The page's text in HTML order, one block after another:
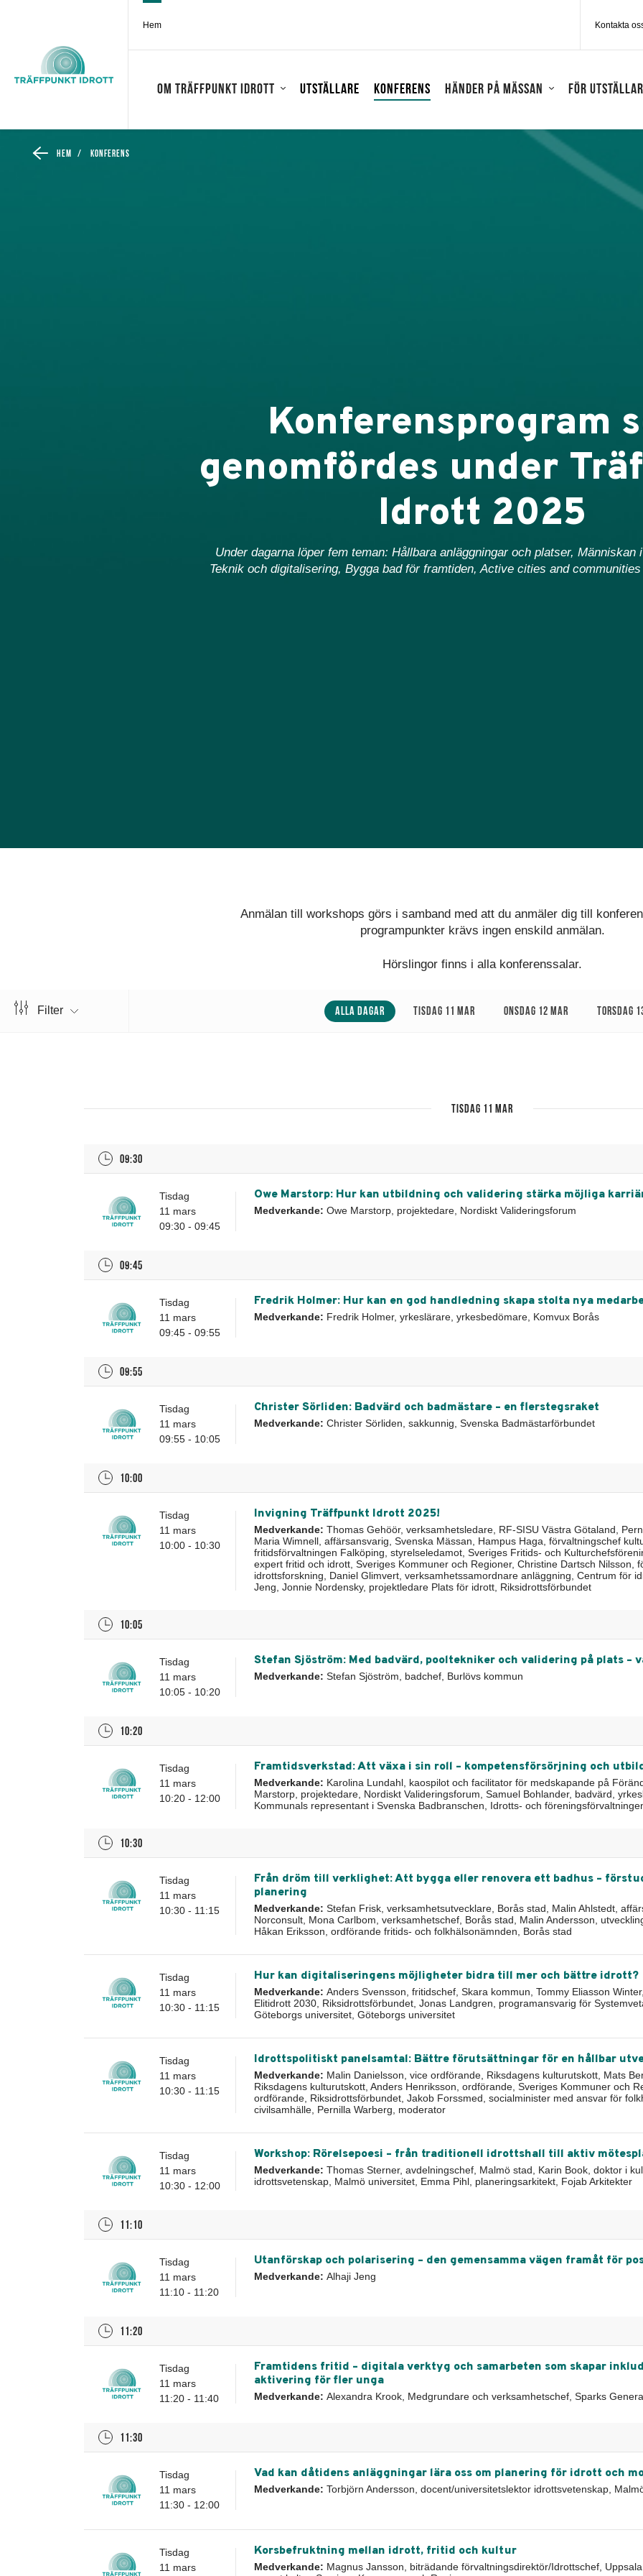
Hem Kontakta
Om Träffpunkt Idrott Utställare Konferens Händer på mässan För
Hem / Konferens
Konferensprogram
genomfördes under
Idrott 2025
Under dagarna löper fem teman: Hållbara anläggningar och platser, Människan
Teknik och digitalisering, Bygga bad för framtiden, Active cities and
Anmälan till workshops görs i samband med att du anmäler dig till
programpunkter krävs ingen enskild anmälan.
Hörslingor finns i alla konferenssalar.
Filter Alla dagar tisdag 11 mar onsdag 12 mar torsdag
tisdag 11 mar
09:30
Tisdag
11 mars
09:30 - 09:45
Owe Marstorp: Hur kan utbildning och validering stärka möjliga
Medverkande: Owe Marstorp, projektedare, Nordiskt Valideringsforum
09:45
Tisdag
11 mars
09:45 - 09:55
Fredrik Holmer: Hur kan en god handledning skapa stolta nya
Medverkande: Fredrik Holmer, yrkeslärare, yrkesbedömare, Komvux Borås
09:55
Tisdag
11 mars
09:55 - 10:05
Christer Sörliden: Badvärd och badmästare – en flerstegsraket
Medverkande: Christer Sörliden, sakkunnig, Svenska Badmästarförbundet
10:00
Tisdag
11 mars
10:00 - 10:30
Invigning Träffpunkt Idrott 2025!
Medverkande: Thomas Gehöör, verksamhetsledare, RF-SISU Västra Götaland,
Maria Wimnell, affärsansvarig, Svenska Mässan, Hampus Haga, förvaltningschef
fritidsförvaltningen Falköping, styrelseledamot, Sveriges Fritids- och
expert fritid och idrott, Sveriges Kommuner och Regioner, Christine Dartsch Nilsson,
idrottsforskning, Daniel Glimvert, verksamhetssamordnare anläggning, Centrum för
Jeng, Jonnie Nordensky, projektledare Plats för idrott, Riksidrottsförbundet
10:05
Tisdag
11 mars
10:05 - 10:20
Stefan Sjöström: Med badvärd, pooltekniker och validering på plats –
Medverkande: Stefan Sjöström, badchef, Burlövs kommun
10:20
Tisdag
11 mars
10:20 - 12:00
Framtidsverkstad: Att växa i sin roll – kompetensförsörjning och
Medverkande: Karolina Lundahl, kaospilot och facilitator för medskapande på
Marstorp, projektedare, Nordiskt Valideringsforum, Samuel Bohlander, badvärd,
Kommunals representant i Svenska Badbranschen, Idrotts- och
10:30
Tisdag
11 mars
10:30 - 11:15
Från dröm till verklighet: Att bygga eller renovera ett badhus –
planering
Medverkande: Stefan Frisk, verksamhetsutvecklare, Borås stad, Malin Ahlstedt,
Norconsult, Mona Carlbom, verksamhetschef, Borås stad, Malin Andersson,
Håkan Eriksson, ordförande fritids- och folkhälsonämnden, Borås stad
Tisdag
11 mars
10:30 - 11:15
Hur kan digitaliseringens möjligheter bidra till mer och bättre idrott?
Medverkande: Anders Svensson, fritidschef, Skara kommun, Tommy Eliasson
Elitidrott 2030, Riksidrottsförbundet, Jonas Landgren, programansvarig för
Göteborgs universitet, Göteborgs universitet
Tisdag
11 mars
10:30 - 11:15
Idrottspolitiskt panelsamtal: Bättre förutsättningar för en hållbar
Medverkande: Malin Danielsson, vice ordförande, Riksdagens kulturutskott, Mats
Riksdagens kulturutskott, Anders Henriksson, ordförande, Sveriges Kommuner och
ordförande, Riksidrottsförbundet, Jakob Forssmed, socialminister med ansvar för
civilsamhälle, Pernilla Warberg, moderator
Tisdag
11 mars
10:30 - 12:00
Workshop: Rörelsepoesi – från traditionell idrottshall till aktiv
Medverkande: Thomas Sterner, avdelningschef, Malmö stad, Karin Book, doktor i
idrottsvetenskap, Malmö universitet, Emma Pihl, planeringsarkitekt, Fojab Arkitekter
11:10
Tisdag
11 mars
11:10 - 11:20
Utanförskap och polarisering – den gemensamma vägen framåt för
Medverkande: Alhaji Jeng
11:20
Tisdag
11 mars
11:20 - 11:40
Framtidens fritid – digitala verktyg och samarbeten som skapar
aktivering för fler unga
Medverkande: Alexandra Krook, Medgrundare och verksamhetschef, Sparks
11:30
Tisdag
11 mars
11:30 - 12:00
Vad kan dåtidens anläggningar lära oss om planering för idrott och
Medverkande: Torbjörn Andersson, docent/universitetslektor idrottsvetenskap,
Tisdag
11 mars
Korsbefruktning mellan idrott, fritid och kultur
Medverkande: Magnus Jansson, biträdande förvaltningsdirektör/Idrottschef,